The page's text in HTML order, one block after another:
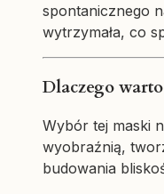
spontanicznego
wytrzymała, co
Dlaczego
Wybór tej maski
wyobraźnią,
budowania